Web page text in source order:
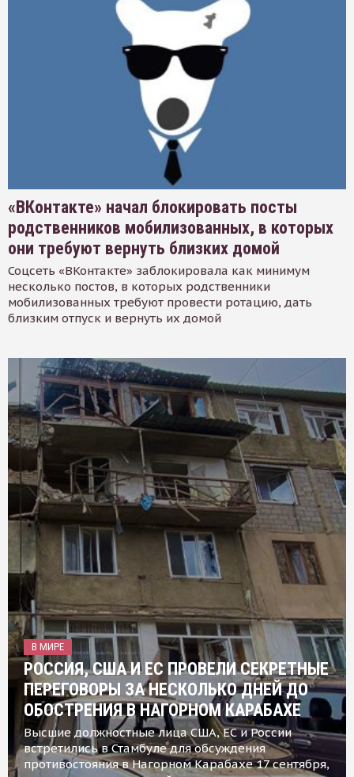
«ВКонтакте» начал блокировать посты
родственников мобилизованных, в которых
они требуют вернуть близких домой
Соцсеть «ВКонтакте» заблокировала как минимум
несколько постов, в которых родственники
мобилизованных требуют провести ротацию, дать
близким отпуск и вернуть их домой
В МИРЕ
РОССИЯ, США И ЕС ПРОВЕЛИ СЕКРЕТНЫЕ
ПЕРЕГОВОРЫ ЗА НЕСКОЛЬКО ДНЕЙ ДО
ОБОСТРЕНИЯ В НАГОРНОМ КАРАБАХЕ
Высшие должностные лица США, ЕС и России
встретились в Стамбуле для обсуждения
противостояния в Нагорном Карабахе 17 сентября,